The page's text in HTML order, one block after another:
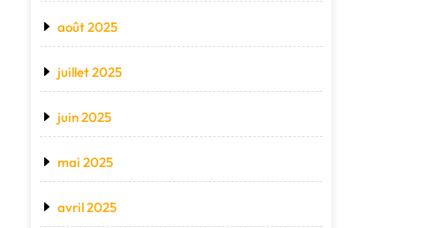
août 2025
juillet 2025
juin 2025
mai 2025
avril 2025